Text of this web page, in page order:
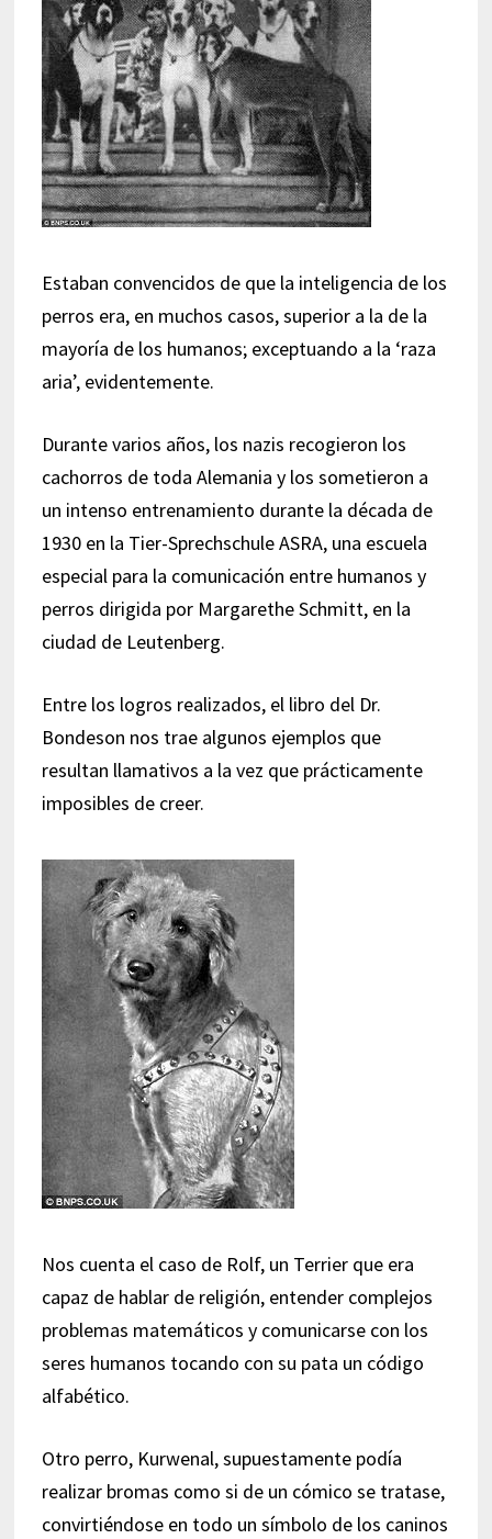
Estaban convencidos de que la inteligencia de los
perros era, en muchos casos, superior a la de la
mayoría de los humanos; exceptuando a la ‘raza
aria’, evidentemente.
Durante varios años, los nazis recogieron los
cachorros de toda Alemania y los sometieron a
un intenso entrenamiento durante la década de
1930 en la Tier-Sprechschule ASRA, una escuela
especial para la comunicación entre humanos y
perros dirigida por Margarethe Schmitt, en la
ciudad de Leutenberg.
Entre los logros realizados, el libro del Dr.
Bondeson nos trae algunos ejemplos que
resultan llamativos a la vez que prácticamente
imposibles de creer.
Nos cuenta el caso de Rolf, un Terrier que era
capaz de hablar de religión, entender complejos
problemas matemáticos y comunicarse con los
seres humanos tocando con su pata un código
alfabético.
Otro perro, Kurwenal, supuestamente podía
realizar bromas como si de un cómico se tratase,
convirtiéndose en todo un símbolo de los caninos